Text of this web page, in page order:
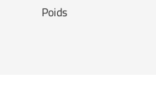
Poids